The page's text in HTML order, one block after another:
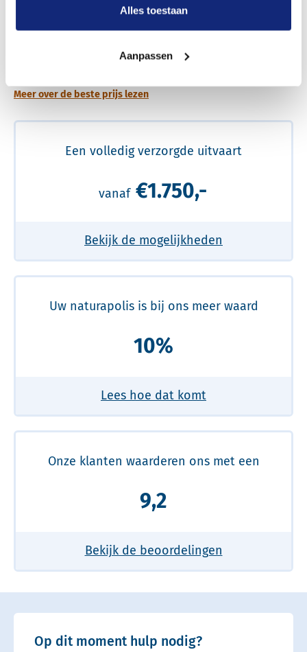
Alles toestaan
Aanpassen
Meer over de beste prijs lezen
Een volledig verzorgde uitvaart
vanaf €1.750,-
Bekijk de mogelijkheden
Uw naturapolis is bij ons meer waard
10%
Lees hoe dat komt
Onze klanten waarderen ons met een
9,2
Bekijk de beoordelingen
Op dit moment hulp nodig?